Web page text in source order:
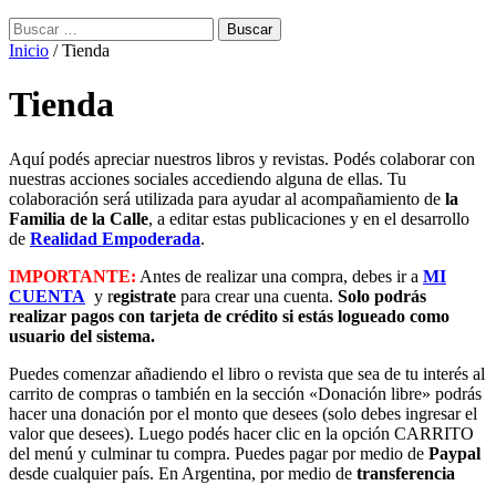
Buscar:
Inicio / Tienda
Tienda
Aquí podés apreciar nuestros libros y revistas. Podés colaborar con
nuestras acciones sociales accediendo alguna de ellas. Tu
colaboración será utilizada para ayudar al acompañamiento de la
Familia de la Calle, a editar estas publicaciones y en el desarrollo
de Realidad Empoderada.
IMPORTANTE: Antes de realizar una compra, debes ir a MI
CUENTA y registrate para crear una cuenta. Solo podrás
realizar pagos con tarjeta de crédito si estás logueado como
usuario del sistema.
Puedes comenzar añadiendo el libro o revista que sea de tu interés al
carrito de compras o también en la sección «Donación libre» podrás
hacer una donación por el monto que desees (solo debes ingresar el
valor que desees). Luego podés hacer clic en la opción CARRITO
del menú y culminar tu compra. Puedes pagar por medio de Paypal
desde cualquier país. En Argentina, por medio de transferencia